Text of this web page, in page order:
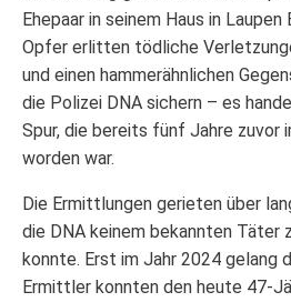
Ehepaar in seinem Haus in
Opfer erlitten tödliche
und einen hammerähnlichen
die Polizei DNA sichern – es
Spur, die bereits fünf Jahre
worden war.
Die Ermittlungen gerieten über
die DNA keinem bekannten Täter
konnte. Erst im Jahr 2024 gelang
Ermittler konnten den heute 47-